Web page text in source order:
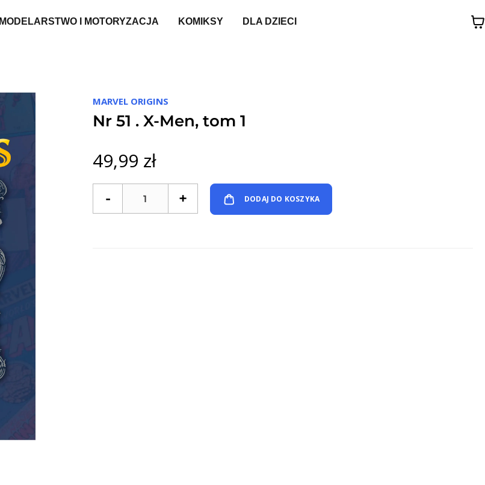
MODELARSTWO I MOTORYZACJA KOMIKSY DLA DZIECI
MARVEL ORIGINS
Nr 51 . X-Men, tom 1
49,99 zł
- + DODAJ DO KOSZYKA